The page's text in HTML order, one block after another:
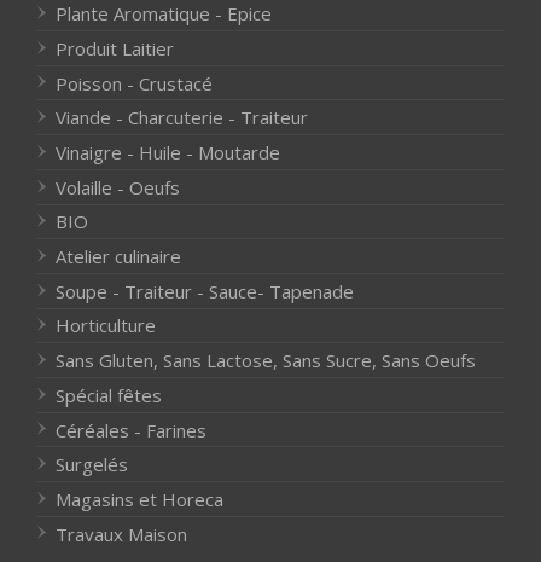
Plante Aromatique - Epice
Produit Laitier
Poisson - Crustacé
Viande - Charcuterie - Traiteur
Vinaigre - Huile - Moutarde
Volaille - Oeufs
BIO
Atelier culinaire
Soupe - Traiteur - Sauce- Tapenade
Horticulture
Sans Gluten, Sans Lactose, Sans Sucre, Sans Oeufs
Spécial fêtes
Céréales - Farines
Surgelés
Magasins et Horeca
Travaux Maison